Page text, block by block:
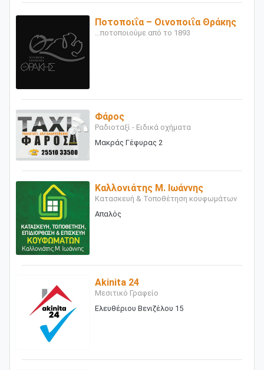
Ποτοποιΐα – Οινοποιΐα Θράκης
...ποτοποιούμε από το 1893
Φάρος
Ραδιοταξί - Ειδικά οχήματα
Μακράς Γέφυρας 2
Καλλονιάτης Μ. Ιωάννης
Κατασκευή & Τοποθέτηση κουφωμάτων
Απαλός
Akinita 24
Μεσιτικό Γραφείο
Ελευθέριου Βενιζέλου 15